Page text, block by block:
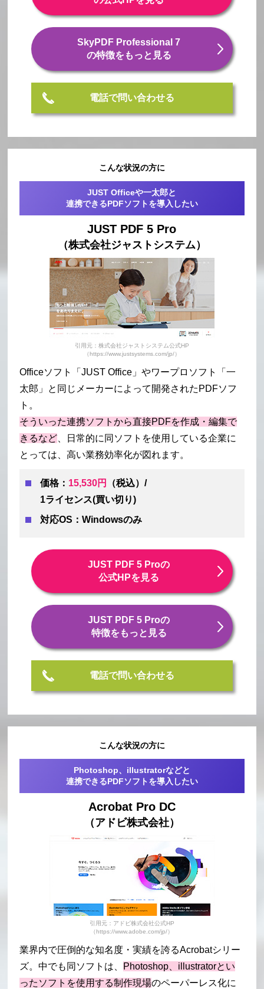
SkyPDF Professional 7
の特徴をもっと見る
電話で問い合わせる
こんな状況の方に
JUST Officeや一太郎と
連携できるPDFソフトを導入したい
JUST PDF 5 Pro
（株式会社ジャストシステム）
引用元：株式会社ジャストシステム公式HP
（https://www.justsystems.com/jp/）
Officeソフト「JUST Office」やワープロソフト「一
太郎」と同じメーカーによって開発されたPDFソフ
ト。
そういった連携ソフトから直接PDFを作成・編集で
きるなど 、日常的に同ソフトを使用している企業に
とっては、高い業務効率化が図れます。
価格： 15,530円
（税込）/
1ライセンス(買い切り)
対応OS：Windowsのみ
JUST PDF 5 Proの
公式HPを見る
JUST PDF 5 Proの
特徴をもっと見る
電話で問い合わせる
こんな状況の方に
Photoshop、illustratorなどと
連携できるPDFソフトを導入したい
Acrobat Pro DC
（アドビ株式会社）
引用元：アドビ株式会社公式HP
（https://www.adobe.com/jp/）
業界内で圧倒的な知名度・実績を誇るAcrobatシリー
ズ。中でも同ソフトは、 Photoshop、illustratorとい
ったソフトを使用する制作現場のペーパーレス化に